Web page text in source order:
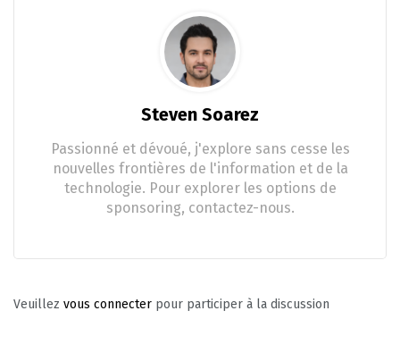
Steven Soarez
Passionné et dévoué, j'explore sans cesse les
nouvelles frontières de l'information et de la
technologie. Pour explorer les options de
sponsoring, contactez-nous.
Veuillez vous connecter pour participer à la discussion